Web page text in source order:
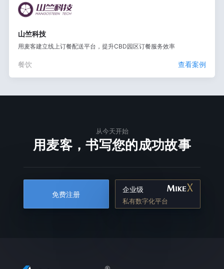
山竺科技
用麦客建立线上订餐配送平台，提升CBD园区订餐服务效率
餐饮 查看案例
从今天开始
用麦客，书写您的成功故事
免费注册
企业级
私有数字化平台